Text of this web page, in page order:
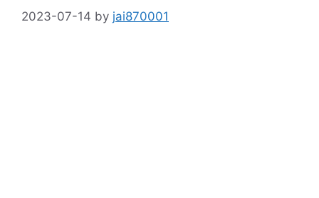
2023-07-14 by jai870001